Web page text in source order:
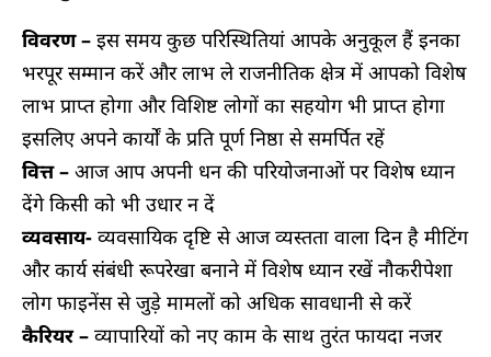
विवरण – इस समय कुछ परिस्थितियां आपके अनुकूल हैं इनका
भरपूर सम्मान करें और लाभ ले राजनीतिक क्षेत्र में आपको विशेष
लाभ प्राप्त होगा और विशिष्ट लोगों का सहयोग भी प्राप्त होगा
इसलिए अपने कार्यों के प्रति पूर्ण निष्ठा से समर्पित रहें
वित्त – आज आप अपनी धन की परियोजनाओं पर विशेष ध्यान
देंगे किसी को भी उधार न दें
व्यवसाय- व्यवसायिक दृष्टि से आज व्यस्तता वाला दिन है मीटिंग
और कार्य संबंधी रूपरेखा बनाने में विशेष ध्यान रखें नौकरीपेशा
लोग फाइनेंस से जुड़े मामलों को अधिक सावधानी से करें
कैरियर – व्यापारियों को नए काम के साथ तुरंत फायदा नजर